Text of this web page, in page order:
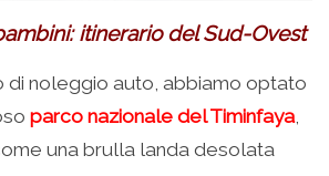
itinerario del Sud-Ovest
di noleggio auto, abbiamo optato
parco nazionale del Timinfaya,
una brulla landa desolata